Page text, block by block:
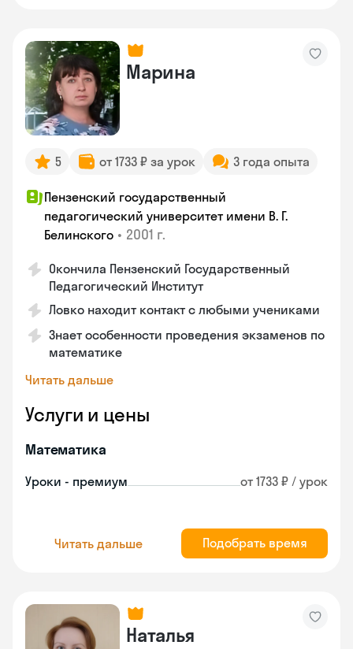
Марина
5 от 1733 ₽ за урок 3 года опыта
Пензенский государственный
педагогический университет имени В. Г.
Белинского • 2001 г.
Окончила Пензенский Государственный
Педагогический Институт
Ловко находит контакт с любыми учениками
Знает особенности проведения экзаменов по
математике
Читать дальше
Услуги и цены
Математика
Уроки - премиум от 1733 ₽ / урок
Читать дальше Подобрать время
Наталья